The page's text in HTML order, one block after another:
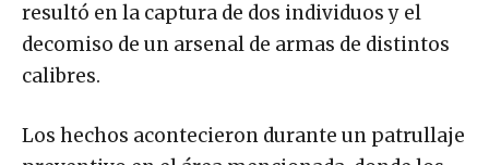
resultó en la captura de dos individuos y el
decomiso de un arsenal de armas de distintos
calibres.
Los hechos acontecieron durante un patrullaje